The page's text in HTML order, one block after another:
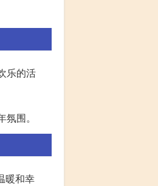
乐的活
围。
暖和幸